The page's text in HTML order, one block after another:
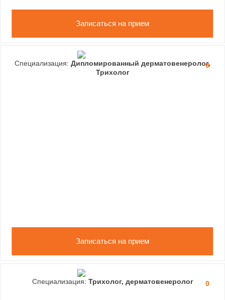
Записаться на прием
0
Специализация: Дипломированный дерматовенеролог,
Трихолог
Записаться на прием
0
Специализация: Трихолог, дерматовенеролог